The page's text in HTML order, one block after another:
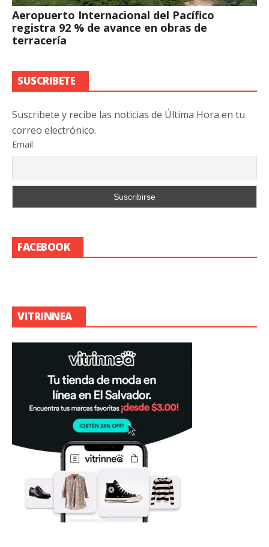
Aeropuerto Internacional del Pacífico
registra 92 % de avance en obras de
terracería
SUSCRIBETE
Suscribete y recibe las noticias de Última Hora en tu
correo electrónico.
Email
FACEBOOK
VITRINNEA